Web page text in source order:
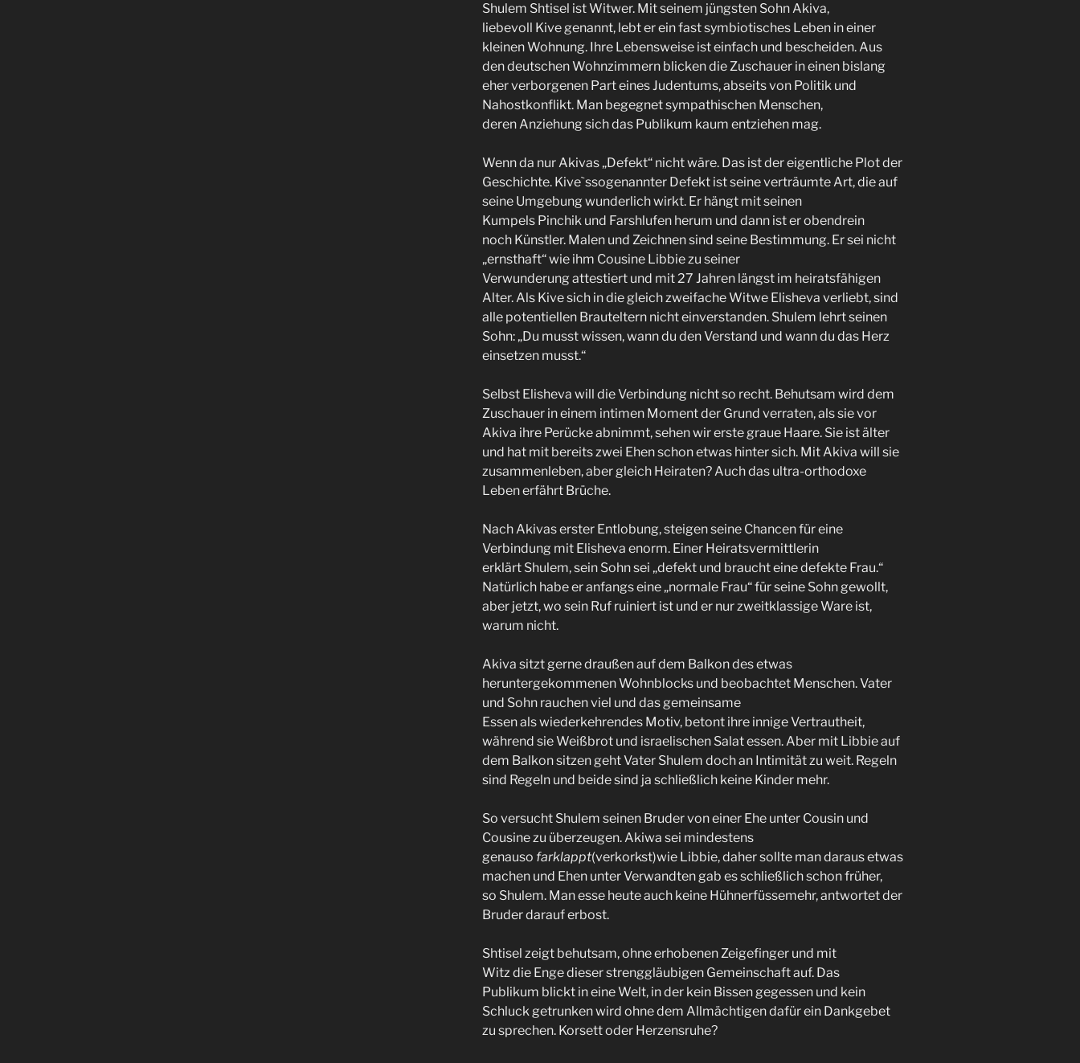
Shulem Shtisel ist Witwer. Mit seinem jüngsten Sohn Akiva,
liebevoll Kive genannt, lebt er ein fast symbiotisches Leben in einer
kleinen Wohnung. Ihre Lebensweise ist einfach und bescheiden. Aus
den deutschen Wohnzimmern blicken die Zuschauer in einen bislang
eher verborgenen Part eines Judentums, abseits von Politik und
Nahostkonflikt. Man begegnet sympathischen Menschen,
deren Anziehung sich das Publikum kaum entziehen mag.
Wenn da nur Akivas „Defekt“ nicht wäre. Das ist der eigentliche Plot der
Geschichte. Kive`ssogenannter Defekt ist seine verträumte Art, die auf
seine Umgebung wunderlich wirkt. Er hängt mit seinen
Kumpels Pinchik und Farshlufen herum und dann ist er obendrein
noch Künstler. Malen und Zeichnen sind seine Bestimmung. Er sei nicht
„ernsthaft“ wie ihm Cousine Libbie zu seiner
Verwunderung attestiert und mit 27 Jahren längst im heiratsfähigen
Alter. Als Kive sich in die gleich zweifache Witwe Elisheva verliebt, sind
alle potentiellen Brauteltern nicht einverstanden. Shulem lehrt seinen
Sohn: „Du musst wissen, wann du den Verstand und wann du das Herz
einsetzen musst.“
Selbst Elisheva will die Verbindung nicht so recht. Behutsam wird dem
Zuschauer in einem intimen Moment der Grund verraten, als sie vor
Akiva ihre Perücke abnimmt, sehen wir erste graue Haare. Sie ist älter
und hat mit bereits zwei Ehen schon etwas hinter sich. Mit Akiva will sie
zusammenleben, aber gleich Heiraten? Auch das ultra-orthodoxe
Leben erfährt Brüche.
Nach Akivas erster Entlobung, steigen seine Chancen für eine
Verbindung mit Elisheva enorm. Einer Heiratsvermittlerin
erklärt Shulem, sein Sohn sei „defekt und braucht eine defekte Frau.“
Natürlich habe er anfangs eine „normale Frau“ für seine Sohn gewollt,
aber jetzt, wo sein Ruf ruiniert ist und er nur zweitklassige Ware ist,
warum nicht.
Akiva sitzt gerne draußen auf dem Balkon des etwas
heruntergekommenen Wohnblocks und beobachtet Menschen. Vater
und Sohn rauchen viel und das gemeinsame
Essen als wiederkehrendes Motiv, betont ihre innige Vertrautheit,
während sie Weißbrot und israelischen Salat essen. Aber mit Libbie auf
dem Balkon sitzen geht Vater Shulem doch an Intimität zu weit. Regeln
sind Regeln und beide sind ja schließlich keine Kinder mehr.
So versucht Shulem seinen Bruder von einer Ehe unter Cousin und
Cousine zu überzeugen. Akiwa sei mindestens
genauso farklappt(verkorkst)wie Libbie, daher sollte man daraus etwas
machen und Ehen unter Verwandten gab es schließlich schon früher,
so Shulem. Man esse heute auch keine Hühnerfüssemehr, antwortet der
Bruder darauf erbost.
Shtisel zeigt behutsam, ohne erhobenen Zeigefinger und mit
Witz die Enge dieser strenggläubigen Gemeinschaft auf. Das
Publikum blickt in eine Welt, in der kein Bissen gegessen und kein
Schluck getrunken wird ohne dem Allmächtigen dafür ein Dankgebet
zu sprechen. Korsett oder Herzensruhe?